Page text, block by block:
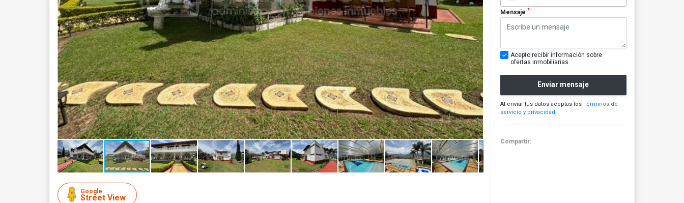
Google
Street View
Mensaje *
Acepto recibir información sobre
ofertas inmobiliarias
Enviar mensaje
Al enviar tus datos aceptas los Términos de
servicio y privacidad
Compartir: